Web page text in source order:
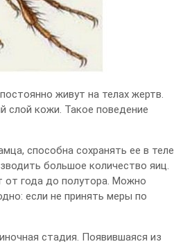
живут на телах жертв.
слой кожи. Такое поведение
способна сохранять ее в теле
большое количество яиц.
от года до полутора. Можно
если не принять меры по
стадия. Появившаяся из